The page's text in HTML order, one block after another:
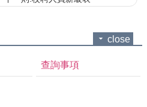
close
查詢事項